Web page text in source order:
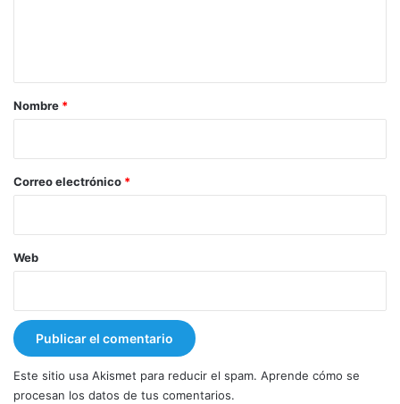
r
*
Nombre *
Correo electrónico *
Web
Este sitio usa Akismet para reducir el spam. Aprende cómo se
procesan los datos de tus comentarios.